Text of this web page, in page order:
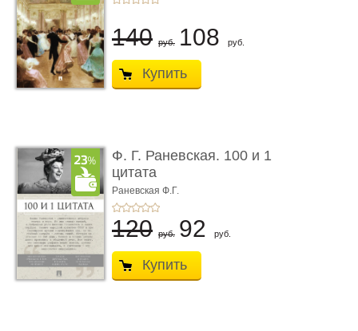
140 руб. 108 руб.
Купить
Ф. Г. Раневская. 100 и 1
цитата
Раневская Ф.Г.
120 руб. 92 руб.
Купить